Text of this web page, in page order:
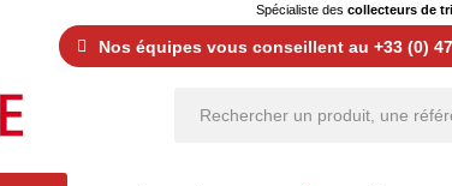
Spécialiste des collecteurs de
Nos équipes vous conseillent au +33 (0)